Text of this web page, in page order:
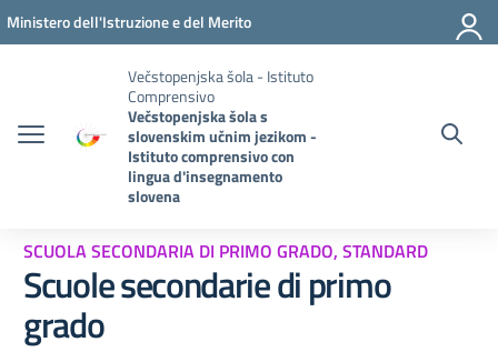
Vai ai contenuti
Vai al menu di navigazione
Vai al footer
Ministero dell'Istruzione e del Merito
Večstopenjska šola - Istituto
Comprensivo
Večstopenjska šola s
slovenskim učnim jezikom -
Istituto comprensivo con
lingua d'insegnamento
slovena
SCUOLA SECONDARIA DI PRIMO GRADO, STANDARD
Scuole secondarie di primo
grado